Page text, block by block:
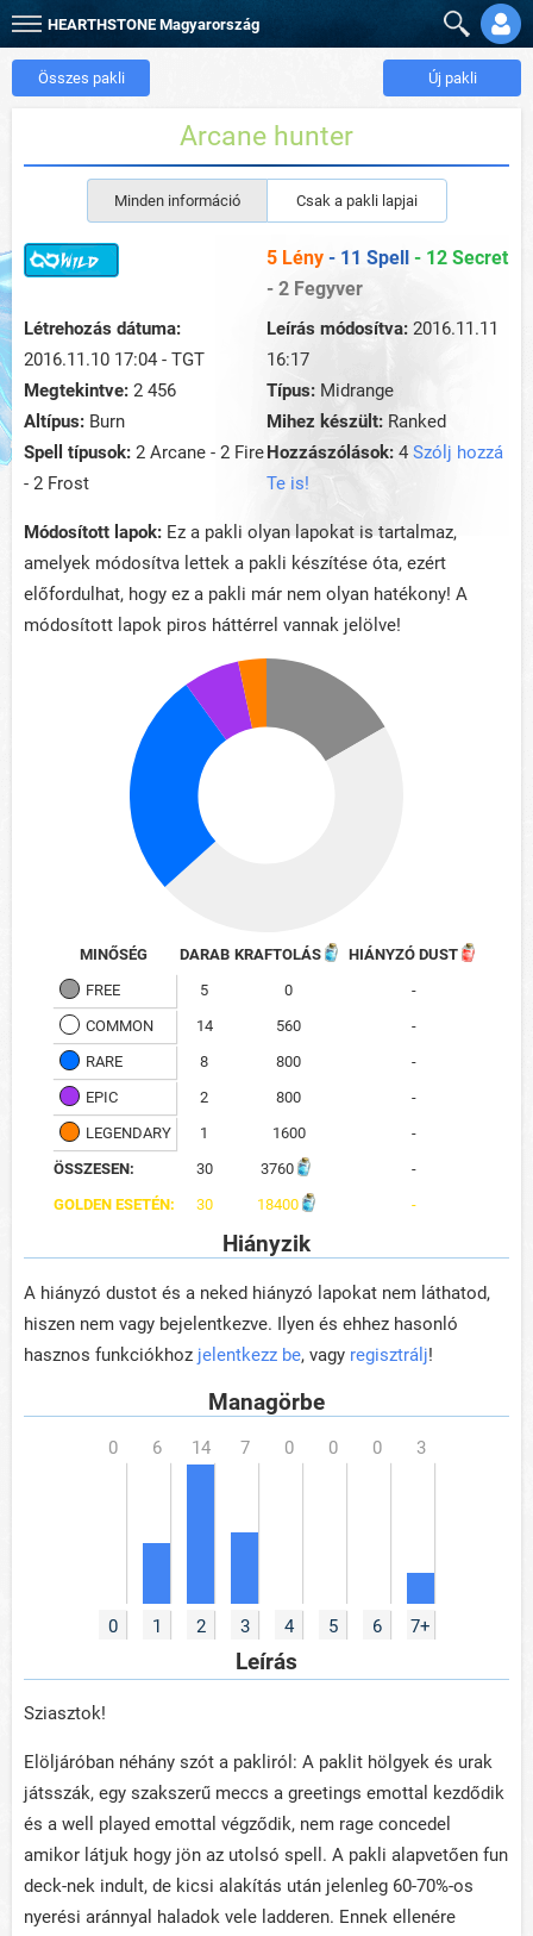
HEARTHSTONE Magyarország
Összes pakli Új pakli
Arcane hunter
Minden információ Csak a pakli lapjai
5 Lény - 11 Spell - 12 Secret
- 2 Fegyver
Létrehozás dátuma:
2016.11.10 17:04 - TGT
Leírás módosítva: 2016.11.11
16:17
Megtekintve: 2 456 Típus: Midrange
Altípus: Burn Mihez készült: Ranked
Spell típusok: 2 Arcane - 2 Fire
- 2 Frost
Hozzászólások: 4 Szólj hozzá
Te is!
Módosított lapok: Ez a pakli olyan lapokat is tartalmaz,
amelyek módosítva lettek a pakli készítése óta, ezért
előfordulhat, hogy ez a pakli már nem olyan hatékony! A
módosított lapok piros háttérrel vannak jelölve!
MINŐSÉG DARAB KRAFTOLÁS
HIÁNYZÓ DUST
FREE
5 0
-
COMMON
14 560
-
RARE
8 800
-
EPIC
2 800
-
LEGENDARY
1 1600
-
ÖSSZESEN:
30 3760
-
GOLDEN ESETÉN:
30 18400 -
Hiányzik
A hiányzó dustot és a neked hiányzó lapokat nem láthatod,
hiszen nem vagy bejelentkezve. Ilyen és ehhez hasonló
hasznos funkciókhoz jelentkezz be, vagy regisztrálj!
Managörbe
0 1 2 3 4 5 6 7+
Leírás
Sziasztok!
Elöljáróban néhány szót a pakliról: A paklit hölgyek és urak
játsszák, egy szakszerű meccs a greetings emottal kezdődik
és a well played emottal végződik, nem rage concedel
amikor látjuk hogy jön az utolsó spell. A pakli alapvetően fun
deck-nek indult, de kicsi alakítás után jelenleg 60-70%-os
nyerési aránnyal haladok vele ladderen. Ennek ellenére